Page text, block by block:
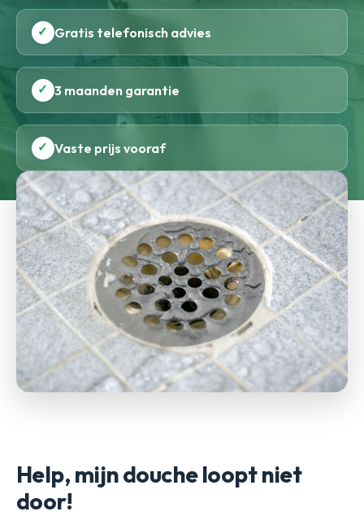
✓ Gratis telefonisch advies
✓ 3 maanden garantie
✓ Vaste prijs vooraf
Help, mijn douche loopt niet
door!